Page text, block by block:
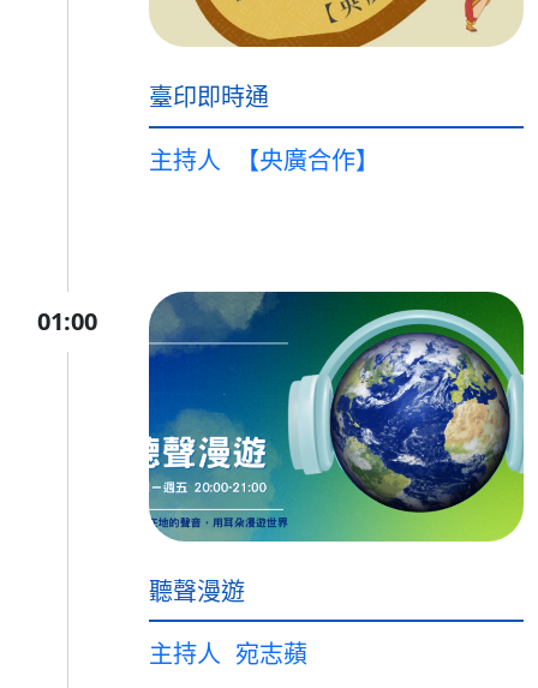
臺印即時通
主持人
【央廣合作】
01:00
聽聲漫遊
主持人 宛志蘋